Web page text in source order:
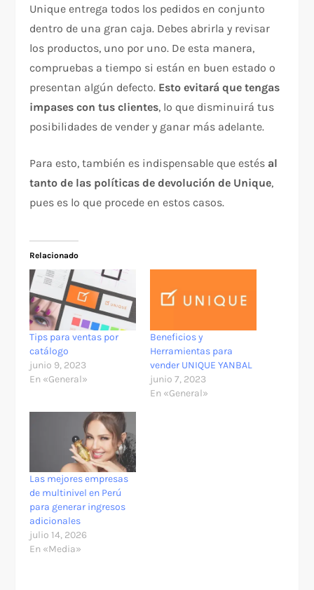
Unique entrega todos los pedidos en conjunto
dentro de una gran caja. Debes abrirla y revisar
los productos, uno por uno. De esta manera,
compruebas a tiempo si están en buen estado o
presentan algún defecto. Esto evitará que tengas
impases con tus clientes, lo que disminuirá tus
posibilidades de vender y ganar más adelante.
Para esto, también es indispensable que estés al
tanto de las políticas de devolución de Unique,
pues es lo que procede en estos casos.
Relacionado
Tips para ventas por
catálogo
junio 9, 2023
En «General»
Beneficios y
Herramientas para
vender UNIQUE YANBAL
junio 7, 2023
En «General»
Las mejores empresas
de multinivel en Perú
para generar ingresos
adicionales
julio 14, 2026
En «Media»